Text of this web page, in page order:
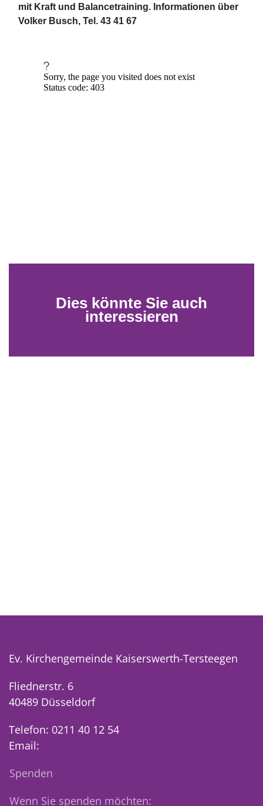
mit Kraft und Balancetraining. Informationen über
Volker Busch, Tel. 43 41 67
Dies könnte Sie auch
interessieren
Ev. Kirchengemeinde Kaiserswerth-Tersteegen
Fliednerstr. 6
40489 Düsseldorf
Telefon: 0211 40 12 54
Email:
Spenden
Wenn Sie spenden möchten: